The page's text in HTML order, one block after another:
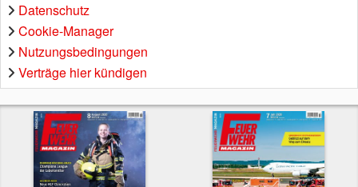
Datenschutz
Cookie-Manager
Nutzungsbedingungen
Verträge hier kündigen